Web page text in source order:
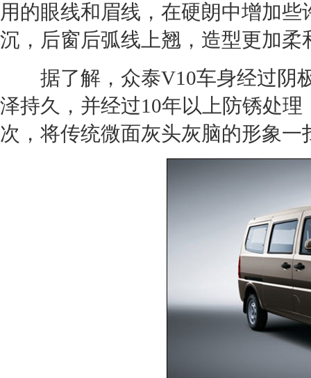
用的眼线和眉线，在硬朗中增加
沉，后窗后弧线上翘，造型更加柔
据了解， 众泰V10车身经过阴
泽持久，并经过10年以上防锈处
次，将传统微面灰头灰脑的形象一